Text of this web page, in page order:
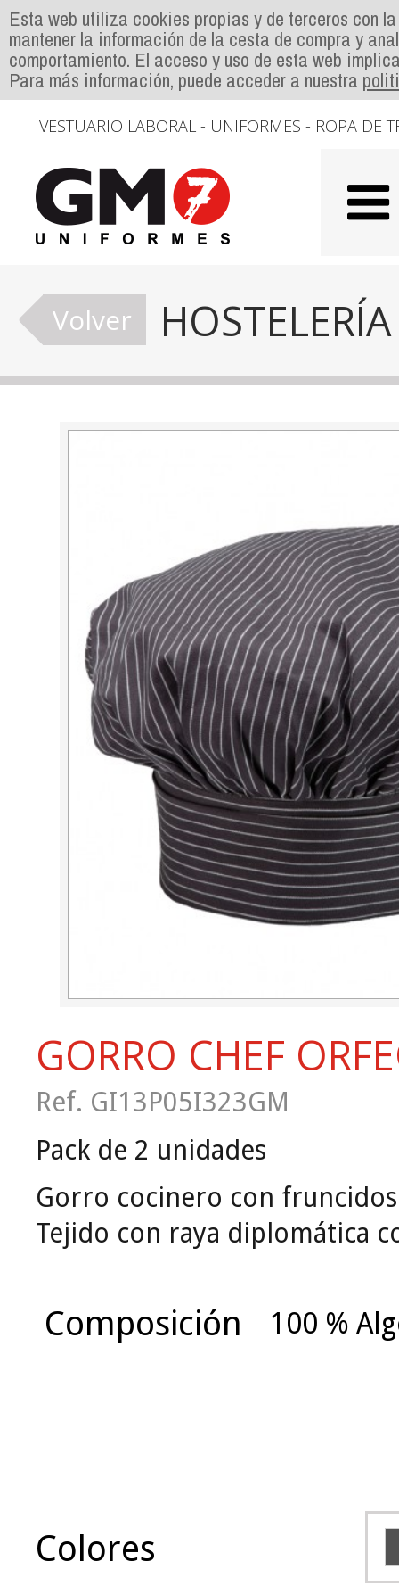
Esta web utiliza cookies propias y de terceros con
mantener la información de la cesta de compra y
comportamiento. El acceso y uso de esta web
Para más información, puede acceder a nuestra
VESTUARIO LABORAL - UNIFORMES - ROPA DE
Volver HOSTELERÍA
GORRO CHEF
Ref. GI13P05I323GM
Pack de 2 unidades
Gorro cocinero con
Tejido con raya diplomática
Composición 100 %
Colores